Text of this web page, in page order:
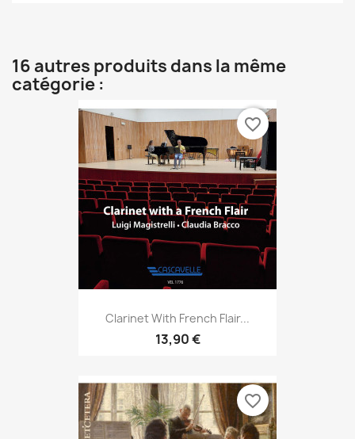
16 autres produits dans la même
catégorie :
Clarinet With French Flair...
13,90 €
favorite_border
favorite_border